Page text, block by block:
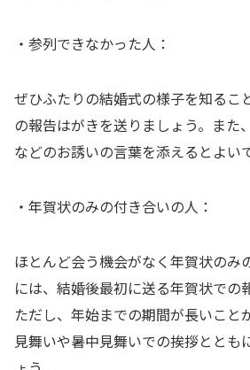
・参列できなかった人：
ぜひふたりの結婚式の様子を知るこ
の報告はがきを送りましょう。また
などのお誘いの言葉を添えるとよい
・年賀状のみの付き合いの人：
ほとんど会う機会がなく年賀状のみ
には、結婚後最初に送る年賀状での
ただし、年始までの期間が長いこと
見舞いや暑中見舞いでの挨拶ととも